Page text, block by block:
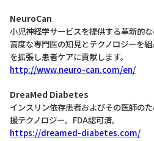
NeuroCan
小児神経学サービスを提供する革新的
高度な専門医の知見とテクノロジーを
を拡張し患者ケアに貢献します。
http://www.neuro-can.com/en/
DreaMed Diabetes
インスリン依存患者およびその医師の
援テクノロジー。FDA認可済。
https://dreamed-diabetes.com/